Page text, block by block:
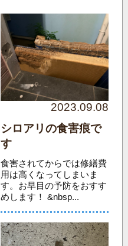
2023.09.08
シロアリの食害痕で
す
食害されてからでは修繕費
用は高くなってしまいま
す。お早目の予防をおすす
めします！ &nbsp...